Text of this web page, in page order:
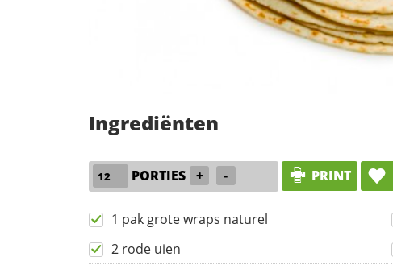
Ingrediënten
PORTIES + - PRINT
1 pak grote wraps naturel
2 rode uien